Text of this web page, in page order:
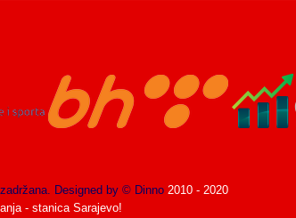
Designed by © Dinno 2010 - 2020
- stanica Sarajevo!